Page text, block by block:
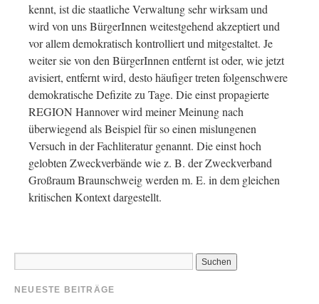
kennt, ist die staatliche Verwaltung sehr wirksam und
wird von uns BürgerInnen weitestgehend akzeptiert und
vor allem demokratisch kontrolliert und mitgestaltet. Je
weiter sie von den BürgerInnen entfernt ist oder, wie jetzt
avisiert, entfernt wird, desto häufiger treten folgenschwere
demokratische Defizite zu Tage. Die einst propagierte
REGION Hannover wird meiner Meinung nach
überwiegend als Beispiel für so einen mislungenen
Versuch in der Fachliteratur genannt. Die einst hoch
gelobten Zweckverbände wie z. B. der Zweckverband
Großraum Braunschweig werden m. E. in dem gleichen
kritischen Kontext dargestellt.
NEUESTE BEITRÄGE